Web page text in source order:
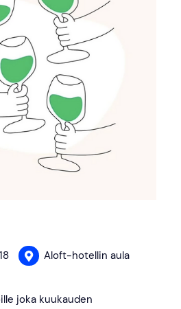
Aloft-hotellin aula
joka kuukauden